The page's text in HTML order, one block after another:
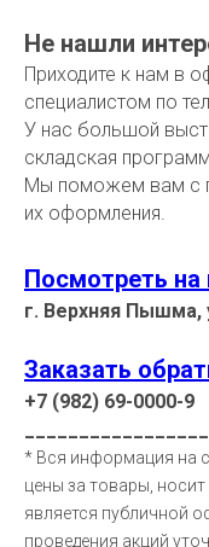
Не нашли
Приходите к нам в
специалистом по
У нас большой
складская
Мы поможем вам с
их оформления.
Посмотреть на
г. Верхняя
Заказать
+7 (982) 69-0000-9
* Вся информация на
цены за товары,
является публичной
проведения акций